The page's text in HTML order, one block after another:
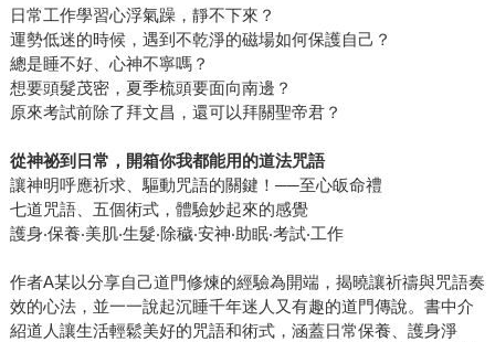
日常工作學習心浮氣躁，靜不下來？
運勢低迷的時候，遇到不乾淨的磁場如何保護自己？
總是睡不好、心神不寧嗎？
想要頭髮茂密，夏季梳頭要面向南邊？
原來考試前除了拜文昌，還可以拜關聖帝君？
從神祕到日常，開箱你我都能用的道法咒語
讓神明呼應祈求、驅動咒語的關鍵！──至心皈命禮
七道咒語、五個術式，體驗妙起來的感覺
護身‧保養‧美肌‧生髮‧除穢‧安神‧助眠‧考試‧工作
作者A某以分享自己道門修煉的經驗為開端，揭曉讓祈禱與咒語奏
效的心法，並一一說起沉睡千年迷人又有趣的道門傳說。書中介
紹道人讓生活輕鬆美好的咒語和術式，涵蓋日常保養、護身淨